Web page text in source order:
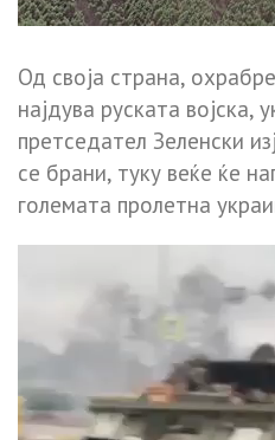
Од своја страна,
најдува руската војска,
претседател Зеленски
се брани, туку веќе ќе
големата пролетна